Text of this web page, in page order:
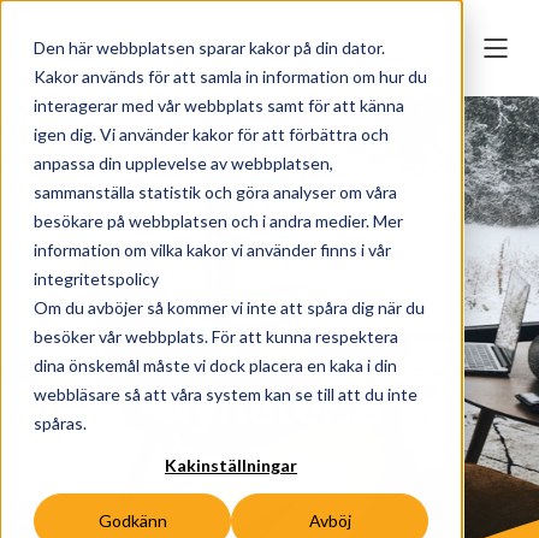
Den här webbplatsen sparar kakor på din dator.
Kakor används för att samla in information om hur du
interagerar med vår webbplats samt för att känna
igen dig. Vi använder kakor för att förbättra och
anpassa din upplevelse av webbplatsen,
sammanställa statistik och göra analyser om våra
besökare på webbplatsen och i andra medier. Mer
information om vilka kakor vi använder finns i vår
integritetspolicy
Om du avböjer så kommer vi inte att spåra dig när du
besöker vår webbplats. För att kunna respektera
dina önskemål måste vi dock placera en kaka i din
webbläsare så att våra system kan se till att du inte
spåras.
Kakinställningar
Godkänn Avböj
Nyheter &
insikter